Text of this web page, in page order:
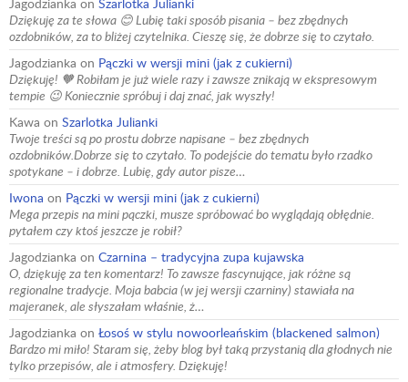
Jagodzianka on Szarlotka Julianki
Dziękuję za te słowa 😊 Lubię taki sposób pisania – bez zbędnych
ozdobników, za to bliżej czytelnika. Cieszę się, że dobrze się to czytało.
Jagodzianka on Pączki w wersji mini (jak z cukierni)
Dziękuję! 🧡 Robiłam je już wiele razy i zawsze znikają w ekspresowym
tempie 😉 Koniecznie spróbuj i daj znać, jak wyszły!
Kawa on Szarlotka Julianki
Twoje treści są po prostu dobrze napisane – bez zbędnych
ozdobników.Dobrze się to czytało. To podejście do tematu było rzadko
spotykane – i dobrze. Lubię, gdy autor pisze…
Iwona on Pączki w wersji mini (jak z cukierni)
Mega przepis na mini pączki, musze spróbować bo wyglądają obłędnie.
pytałem czy ktoś jeszcze je robił?
Jagodzianka on Czarnina – tradycyjna zupa kujawska
O, dziękuję za ten komentarz! To zawsze fascynujące, jak różne są
regionalne tradycje. Moja babcia (w jej wersji czarniny) stawiała na
majeranek, ale słyszałam właśnie, ż…
Jagodzianka on Łosoś w stylu nowoorleańskim (blackened salmon)
Bardzo mi miło! Staram się, żeby blog był taką przystanią dla głodnych nie
tylko przepisów, ale i atmosfery. Dziękuję!